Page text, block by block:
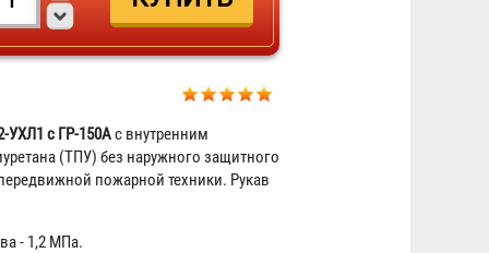
УХЛ1 с ГР-150Ас внутренним
(ТПУ) без наружного защитного
пожарной техники. Рукав
- 1,2 МПа.